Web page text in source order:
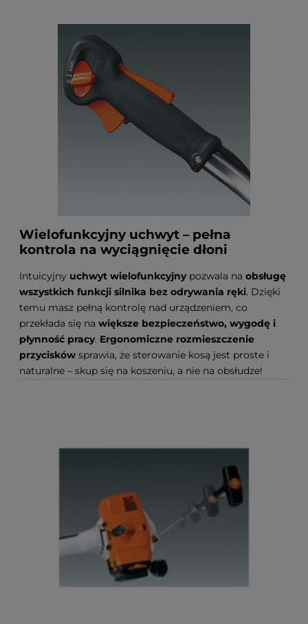
Wielofunkcyjny uchwyt – pełna
kontrola na wyciągnięcie dłoni
Intuicyjny uchwyt wielofunkcyjnypozwala na obsługę
wszystkich funkcji silnika bez odrywania ręki. Dzięki
temu masz pełną kontrolę nad urządzeniem, co
przekłada się na większe bezpieczeństwo, wygodę i
płynność pracy. Ergonomiczne rozmieszczenie
przycisków sprawia, że sterowanie kosą jest proste i
naturalne – skup się na koszeniu, a nie na obsłudze!